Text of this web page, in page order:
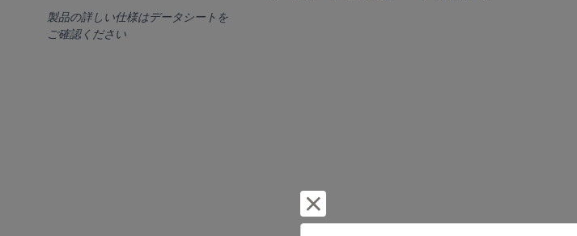
製品の詳しい仕様はデータシートを
ご確認ください